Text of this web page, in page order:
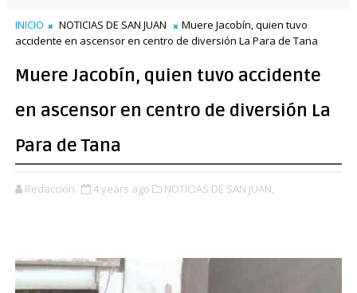
INICIO NOTICIAS DE SAN JUAN
Muere Jacobín, quien tuvo
accidente en ascensor en centro de diversión La Para de Tana
Muere Jacobín, quien tuvo accidente
en ascensor en centro de diversión La
Para de Tana
Redacción 4 years ago NOTICIAS DE SAN JUAN,